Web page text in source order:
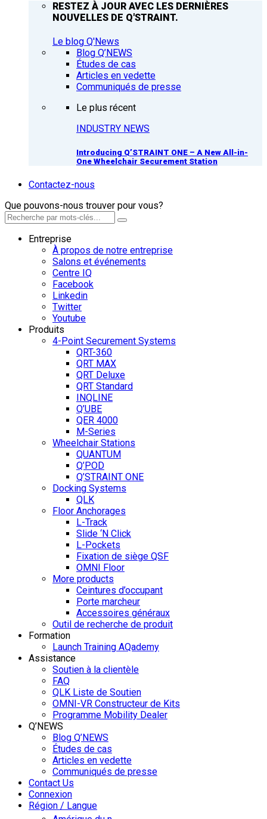
RESTEZ À JOUR AVEC LES DERNIÈRES
NOUVELLES DE Q'STRAINT.
Le blog Q'News
Blog Q’NEWS
Études de cas
Articles en vedette
Communiqués de presse
Le plus récent
INDUSTRY NEWS
Introducing Q’STRAINT ONE – A New All-in-
One Wheelchair Securement Station
Contactez-nous
Que pouvons-nous trouver pour vous?
Entreprise
À propos de notre entreprise
Salons et événements
Centre IQ
Facebook
Linkedin
Twitter
Youtube
Produits
4-Point Securement Systems
QRT-360
QRT MAX
QRT Deluxe
QRT Standard
INQLINE
Q’UBE
QER 4000
M-Series
Wheelchair Stations
QUANTUM
Q’POD
Q’STRAINT ONE
Docking Systems
QLK
Floor Anchorages
L-Track
Slide ‘N Click
L-Pockets
Fixation de siège QSF
OMNI Floor
More products
Ceintures d’occupant
Porte marcheur
Accessoires généraux
Outil de recherche de produit
Formation
Launch Training AQademy
Assistance
Soutien à la clientèle
FAQ
QLK Liste de Soutien
OMNI-VR Constructeur de Kits
Programme Mobility Dealer
Q’NEWS
Blog Q’NEWS
Études de cas
Articles en vedette
Communiqués de presse
Contact Us
Connexion
Région / Langue